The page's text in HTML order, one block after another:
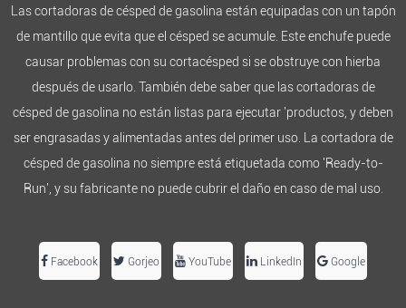
Las cortadoras de césped de gasolina están equipadas con un tapón
de mantillo que evita que el césped se acumule. Este enchufe puede
causar problemas con su cortacésped si se obstruye con hierba
después de usarlo. También debe saber que las cortadoras de
césped de gasolina no están listas para ejecutar 'productos, y deben
ser engrasadas y alimentadas antes del primer uso. La cortadora de
césped de gasolina no siempre está etiquetada como 'Ready-to-
Run', y su fabricante no puede cubrir el daño en caso de mal uso.
Facebook Gorjeo YouTube LinkedIn Google